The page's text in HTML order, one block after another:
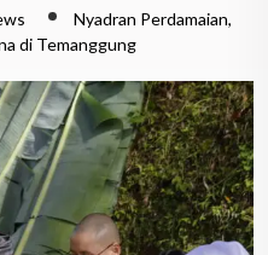
Nyadran Perdamaian,
di Temanggung